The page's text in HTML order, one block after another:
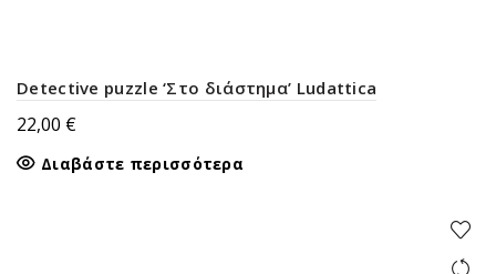
Detective puzzle ‘Στο διάστημα’ Ludattica
22,00 €
Διαβάστε περισσότερα